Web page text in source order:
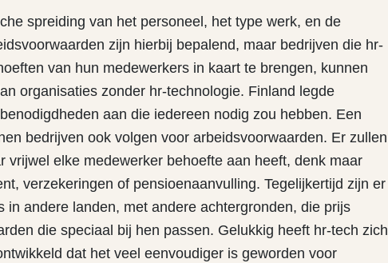
spreiding van het personeel, het type werk, en de
zijn hierbij bepalend, maar bedrijven die hr-
van hun medewerkers in kaart te brengen, kunnen
organisaties zonder hr-technologie. Finland legde
aan die iedereen nodig zou hebben. Een
bedrijven ook volgen voor arbeidsvoorwaarden. Er zullen
vrijwel elke medewerker behoefte aan heeft, denk maar
verzekeringen of pensioenaanvulling. Tegelijkertijd zijn er
in andere landen, met andere achtergronden, die prijs
die speciaal bij hen passen. Gelukkig heeft hr-tech zich
dat het veel eenvoudiger is geworden voor